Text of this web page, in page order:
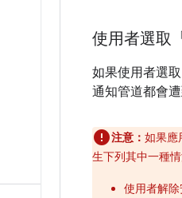
使用者選取
如果使用者選取
通知管道都會
注意： 如果應
生下列其中一種情
使用者解除